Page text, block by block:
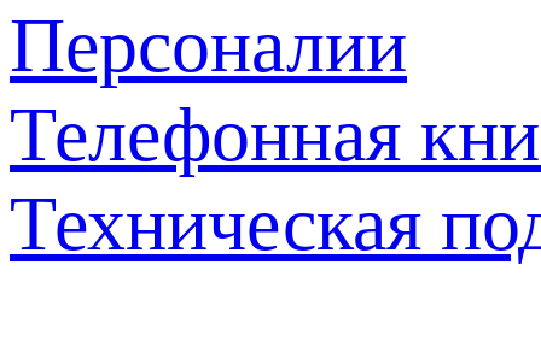
Персоналии
Телефонная
Техническая